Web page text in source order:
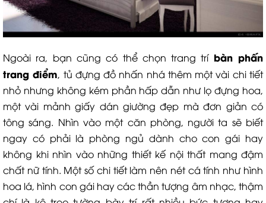
Ngoài ra, bạn cũng có thể chọn trang trí bàn phấn
trang điểm, tủ đựng đồ nhấn nhá thêm một vài chi tiết
nhỏ nhưng không kém phần hấp dẫn như lọ đựng hoa,
một vài mảnh giấy dán giường đẹp mà đơn giản có
tông sáng. Nhìn vào một căn phòng, người ta sẽ biết
ngay có phải là phòng ngủ dành cho con gái hay
không khi nhìn vào những thiết kế nội thất mang đậm
chất nữ tính. Một số chi tiết làm nên nét cá tính như hình
hoa lá, hình con gái hay các thần tượng âm nhạc, thậm